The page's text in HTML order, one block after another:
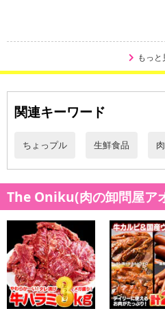
もっと
関連キーワード
ちょっプル 生鮮食品
The Oniku(肉の卸問屋ア